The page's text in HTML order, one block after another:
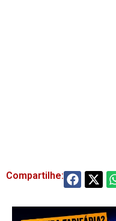
Compartilhe: